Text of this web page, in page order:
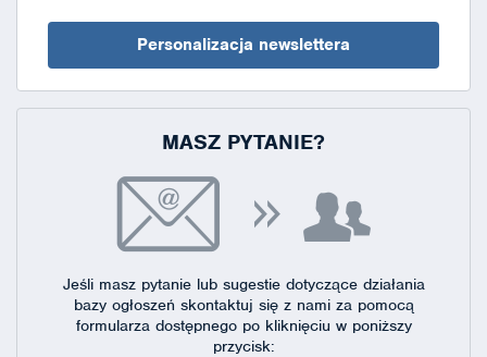
Personalizacja newslettera
MASZ PYTANIE?
Jeśli masz pytanie lub sugestie dotyczące działania
bazy ogłoszeń skontaktuj się z nami za pomocą
formularza dostępnegopo kliknięciu w poniższy
przycisk: